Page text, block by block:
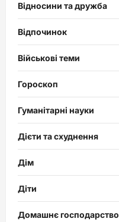
Відносини та дружба
Відпочинок
Військові теми
Гороскоп
Гуманітарні науки
Дієти та схуднення
Дім
Діти
Домашнє господарство